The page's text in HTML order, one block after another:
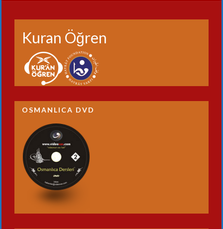
Kuran Öğren
OSMANLICA DVD